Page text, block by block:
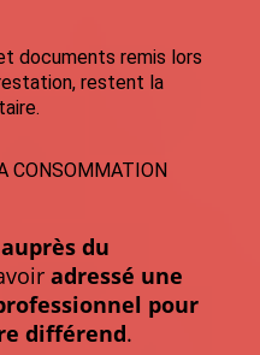
documents remis lors
restent la
CONSOMMATION
du
adressé une
pour
différend.